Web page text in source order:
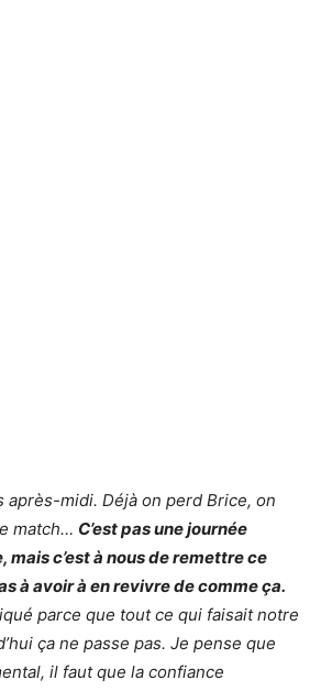
après-midi. Déjà on perd Brice, on
match… C’est pas une journée
mais c’est à nous de remettre ce
à avoir à en revivre de comme ça.
parce que tout ce qui faisait notre
ça ne passe pas. Je pense que
il faut que la confiance